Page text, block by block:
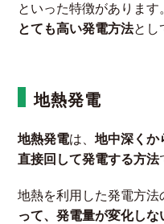
といった特徴があります
とても高い発電方法とし
地熱発電
地熱発電は、地中深くか
直接回して発電する方法
地熱を利用した発電方法
って、発電量が変化し